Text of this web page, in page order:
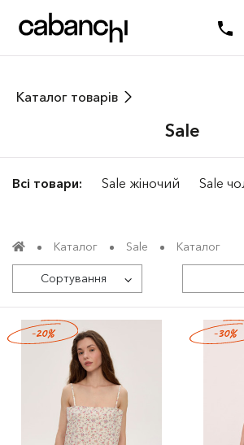
Каталог товарів
Sale
Всі товари: Sale жіночий Sale
Каталог Sale Каталог
Сортування
-20% -30%